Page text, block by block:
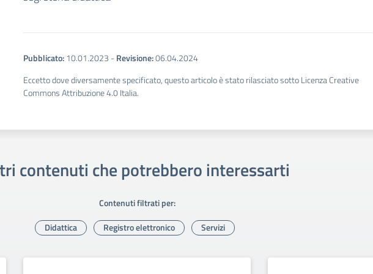
Pubblicato:10.01.2023 -Revisione:06.04.2024
Eccetto dove diversamente specificato, questo articolo è stato rilasciato sotto Licenza Creative
Commons Attribuzione 4.0 Italia.
contenuti che potrebbero interessarti
Contenuti filtrati per:
Didattica Registro elettronico Servizi